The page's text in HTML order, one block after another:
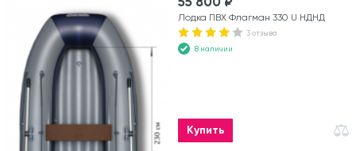
Лодка ПВХ Флагман 330 U НДНД
3 отзыва
В наличии
Купить